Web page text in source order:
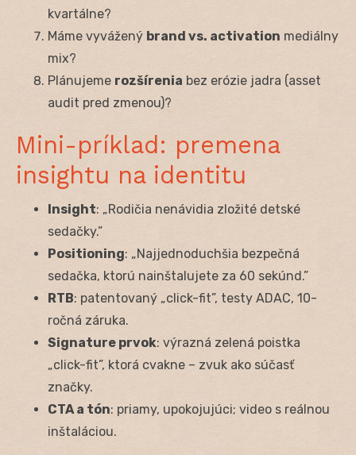
kvartálne?
Máme vyvážený brand vs. activation mediálny
mix?
Plánujeme rozšírenia bez erózie jadra (asset
audit pred zmenou)?
Mini-príklad: premena
insightu na identitu
Insight: „Rodičia nenávidia zložité detské
sedačky.”
Positioning: „Najjednoduchšia bezpečná
sedačka, ktorú nainštalujete za 60 sekúnd.”
RTB: patentovaný „click-fit”, testy ADAC, 10-
ročná záruka.
Signature prvok: výrazná zelená poistka
„click-fit”, ktorá cvakne – zvuk ako súčasť
značky.
CTA a tón: priamy, upokojujúci; video s reálnou
inštaláciou.